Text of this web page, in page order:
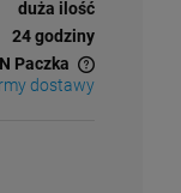
duża ilość
24 godziny
Paczka
dostawy